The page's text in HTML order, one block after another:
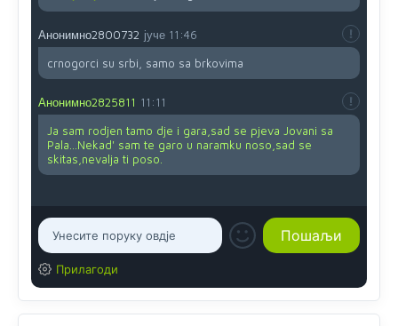
Анонимно2800732 јуче 11:46
crnogorci su srbi, samo sa brkovima
Анонимно2825811 11:11
Ja sam rodjen tamo dje i gara,sad se pjeva Jovani sa
Pala...Nekad' sam te garo u naramku noso,sad se
skitas,nevalja ti poso.
Прилагоди